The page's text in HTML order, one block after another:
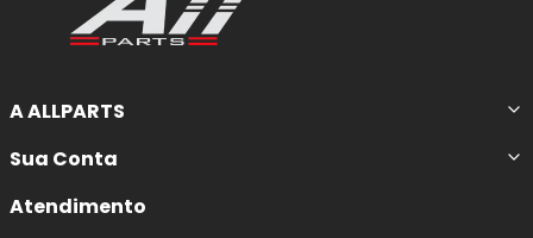
A ALLPARTS
Sua Conta
Atendimento